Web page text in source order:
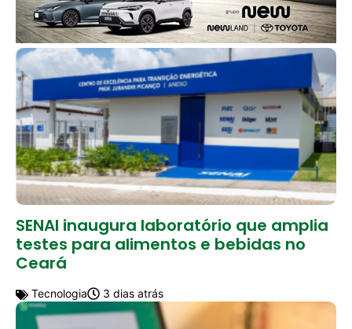
SENAI inaugura laboratório que amplia
testes para alimentos e bebidas no
Ceará
Tecnologia 3 dias atrás